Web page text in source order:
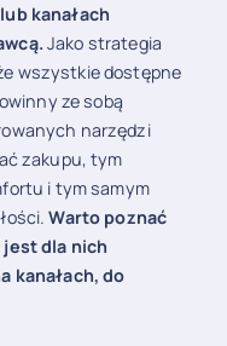
kanałach
Jako strategia
wszystkie dostępne
ze sobą
narzędzi
zakupu, tym
i tym samym
Warto poznać
dla nich
kanałach, do